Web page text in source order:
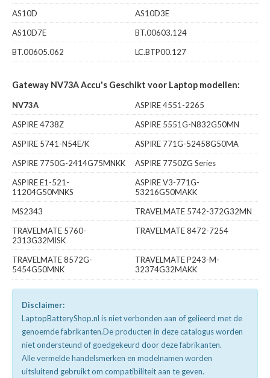
AS10D
AS10D3E
AS10D7E
BT.00603.124
BT.00605.062
LC.BTP00.127
Gateway NV73A Accu's Geschikt voor Laptop modellen:
NV73A
ASPIRE 4551-2265
ASPIRE 4738Z
ASPIRE 5551G-N832G50MN
ASPIRE 5741-N54E/K
ASPIRE 771G-52458G50MA
ASPIRE 7750G-2414G75MNKK
ASPIRE 7750ZG Series
ASPIRE E1-521-
11204G50MNKS
ASPIRE V3-771G-
53216G50MAKK
MS2343
TRAVELMATE 5742-372G32MN
TRAVELMATE 5760-
2313G32MISK
TRAVELMATE 8472-7254
TRAVELMATE 8572G-
5454G50MNK
TRAVELMATE P243-M-
32374G32MAKK
Disclaimer:
LaptopBatteryShop.nl is niet verbonden aan of gelieerd met de
genoemde fabrikanten.De producten in deze catalogus worden
niet ondersteund of goedgekeurd door deze fabrikanten.
Alle vermelde handelsmerken en modelnamen worden
uitsluitend gebruikt om compatibiliteit aan te geven.